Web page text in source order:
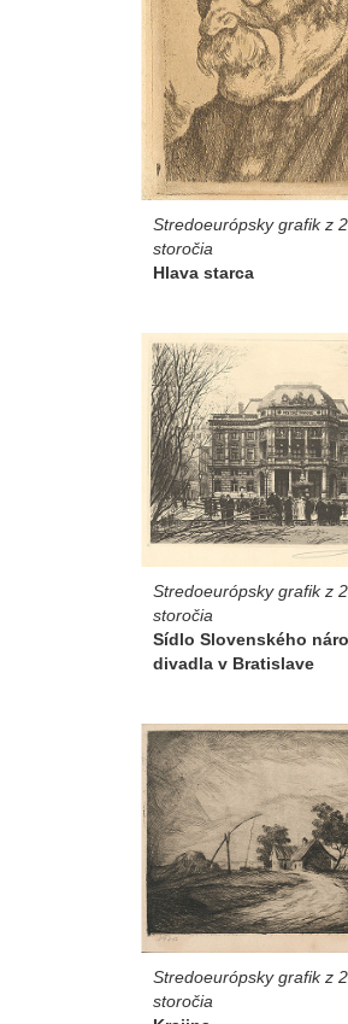
Stredoeurópsky grafik z
storočia
Hlava starca
Stredoeurópsky grafik z
storočia
Sídlo Slovenského
divadla v Bratislave
Stredoeurópsky grafik z
storočia